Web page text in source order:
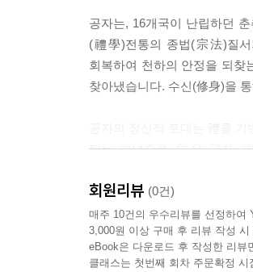
제5편 공야장(公冶長)
이 편에서 눈여겨 볼 것은 선
1. 인품(人品)을 중요시하였
들에게 시집을 보냈다. 사람
부해야하는 때에 한가하게 낮
제6편 옹야(雍也)
이 편에서 언급한 주요 내용들
공자는, 16개국이 난립하던
(禮學)전통의 종법(宗法)질
회복하여 천하의 안정을 되찾
찾아냈습니다. 수신(修身)을
되는 개념으로 仁은 글자
“자기가 서고자 할 때 남을
인유이무이(有異无二)의 완
바람입니다.
회원리뷰 (0건)
매주 10건의 우수리뷰를 선정하여
3,000원 이상 구매 후 리뷰 작성 시
eBook은 다운로드 후 작성한 리뷰
클래스는 첫번째 회차 주문확정